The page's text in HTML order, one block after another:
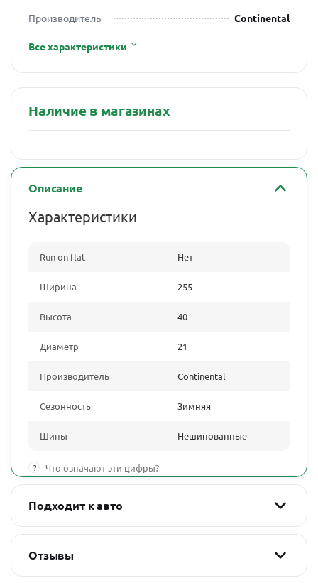
Производитель
Continental
Все характеристики
Наличие в магазинах
Описание
Характеристики
Run on flat Нет
Ширина 255
Высота 40
Диаметр 21
Производитель Continental
Сезонность Зимняя
Шипы Нешипованные
? Что означают эти цифры?
Подходит к авто
Отзывы